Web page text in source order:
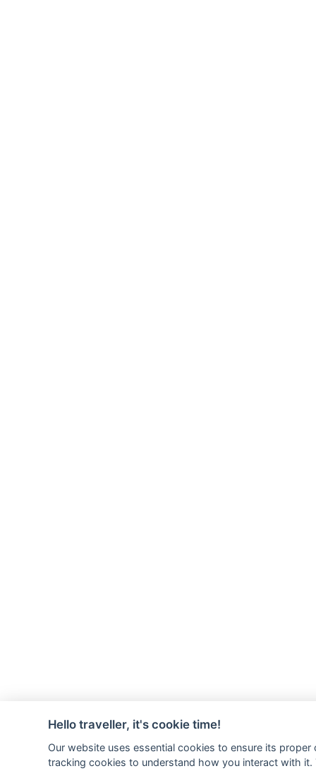
Hello traveller, it's cookie time!
Our website uses essential cookies to ensure its proper
tracking cookies to understand how you interact with it.